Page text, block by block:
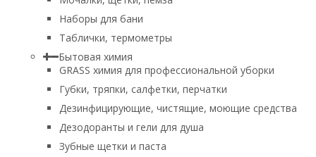
Наборы для бани
Таблички, термометры
Бытовая химия
GRASS химия для профессиональной уборки
Губки, тряпки, салфетки, перчатки
Дезинфицирующие, чистящие, моющие средства
Дезодоранты и гели для душа
Зубные щетки и паста